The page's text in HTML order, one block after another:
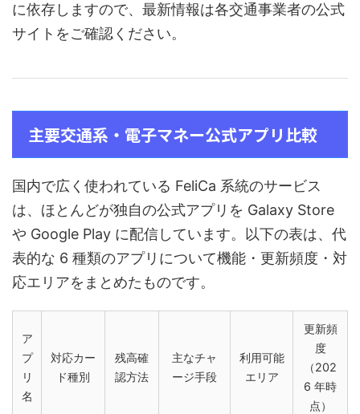
に依存しますので、最新情報は各交通事業者の公式
サイトをご確認ください。
主要交通系・電子マネー公式アプリ比較
国内で広く使われている FeliCa 系統のサービス
は、ほとんどが独自の公式アプリを Galaxy Store
や Google Play に配信しています。以下の表は、代
表的な 6 種類のアプリについて機能・更新頻度・対
応エリアをまとめたものです。
ア
プ
リ
名
対応カー
ド種別
残高確
認方法
主なチャ
ージ手段
利用可能
エリア
更新頻
度
（202
6 年時
点）